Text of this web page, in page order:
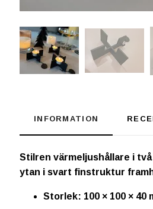
INFORMATION
Stilren värmeljushållare i
ytan i svart finstruktur
Storlek: 100 × 100 × 40